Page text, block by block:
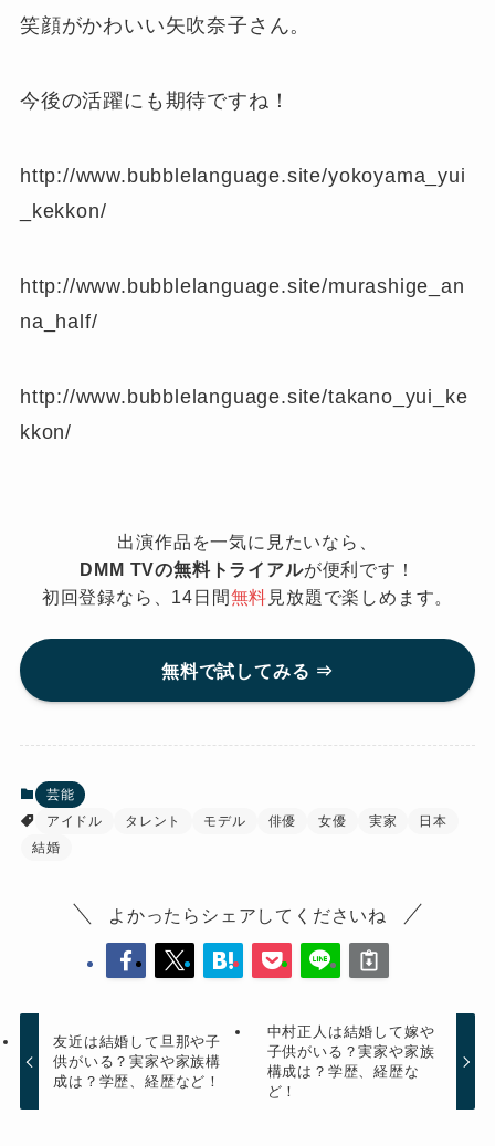
笑顔がかわいい矢吹奈子さん。
今後の活躍にも期待ですね！
http://www.bubblelanguage.site/yokoyama_yui
_kekkon/
http://www.bubblelanguage.site/murashige_an
na_half/
http://www.bubblelanguage.site/takano_yui_ke
kkon/
出演作品を一気に見たいなら、
DMM TVの無料トライアルが便利です！
初回登録なら、14日間無料 見放題で楽しめます。
無料で試してみる ⇒
芸能
アイドル
タレント モデル 俳優 女優 実家
日本
結婚
よかったらシェアしてくださいね
友近は結婚して旦那や子
供がいる？実家や家族構
成は？学歴、経歴など！
中村正人は結婚して嫁や
子供がいる？実家や家族
構成は？学歴、経歴な
ど！